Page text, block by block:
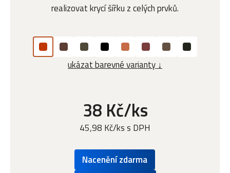
realizovat krycí šířku z celých prvků.
ukázat barevné varianty ↓
38 Kč/ks
45,98 Kč/ks s DPH
Nacenění zdarma